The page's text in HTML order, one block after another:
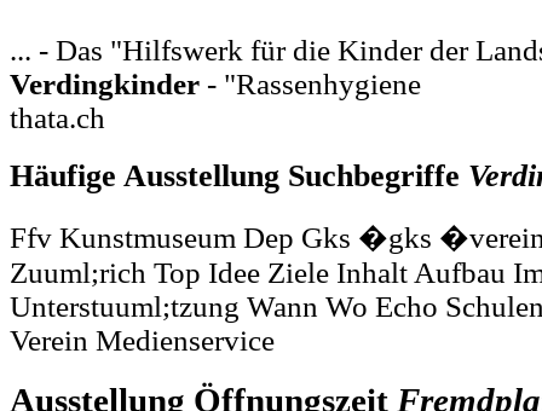
... - Das "Hilfswerk für die Kinder der
Verdingkinder - "Rassenhygiene
thata.ch
Häufige Ausstellung Suchbegriffe
Ffv Kunstmuseum Dep Gks �gks
Zuuml;rich Top Idee Ziele Inhalt Aufbau
Unterstuuml;tzung Wann Wo Echo
Verein Medienservice
Ausstellung Öffnungszeit